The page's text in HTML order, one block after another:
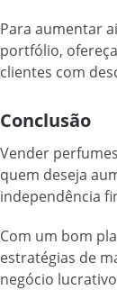
Para aumentar
portfólio,
clientes com
Conclusão
Vender
quem deseja
independência
Com um bom
estratégias de
negócio